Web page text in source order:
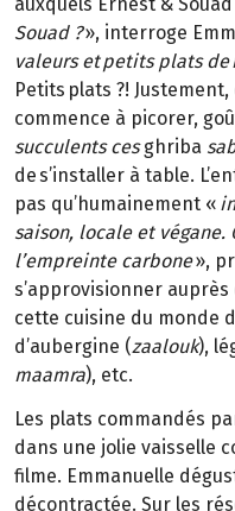
Souad ?», interroge
valeurs et petits plats
Petits plats ?!
commence à picorer,
succulents cesghriba
de s’installer à table.
pas qu’humainement «
saison, locale et végane.
l’empreinte carbone»,
s’approvisionner
cette cuisine du monde
d’aubergine (zaalouk),
maamra), etc.
Les plats commandés
dans une jolie vaisselle
filme. Emmanuelle
décontractée. Sur les